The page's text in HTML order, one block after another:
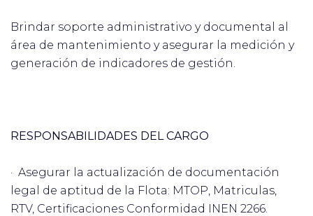
Brindar soporte administrativo y documental al
área de mantenimiento y asegurar la medición y
generación de indicadores de gestión.
RESPONSABILIDADES DEL CARGO
· Asegurar la actualización de documentación
legal de aptitud de la Flota: MTOP, Matriculas,
RTV, Certificaciones Conformidad INEN 2266.